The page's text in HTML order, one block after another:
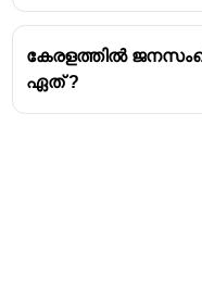
കേരളത്തിൽ
ഏത് ?